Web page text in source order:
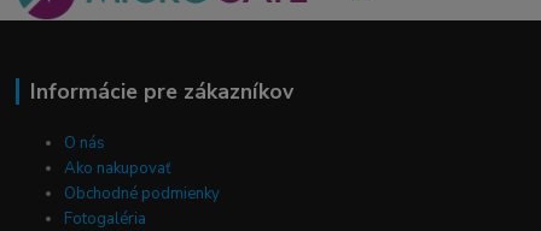
Informácie pre zákazníkov
O nás
Ako nakupovať
Obchodné podmienky
Fotogaléria